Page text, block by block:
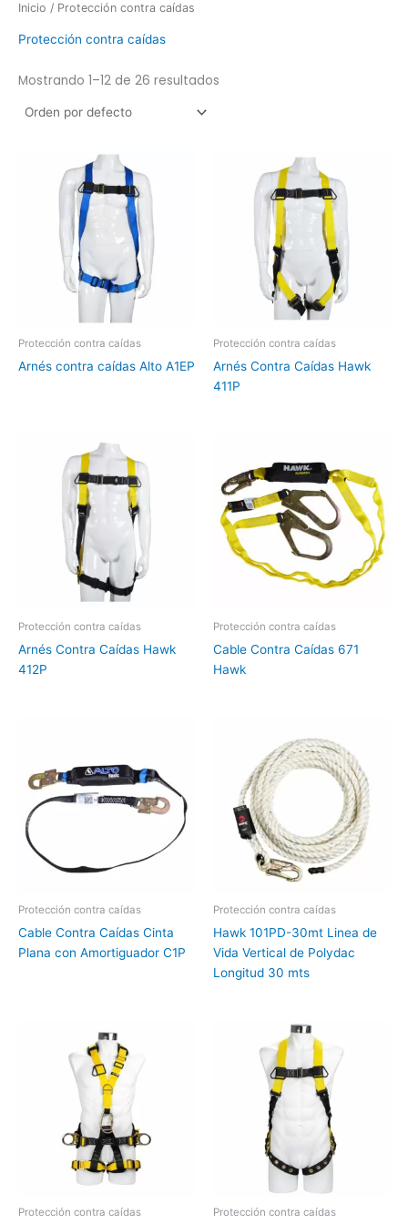
Inicio / Protección contra caídas
Protección contra caídas
Mostrando 1–12 de 26 resultados
Protección contra caídas
Arnés contra caídas Alto A1EP
Protección contra caídas
Arnés Contra Caídas Hawk
411P
Protección contra caídas
Arnés Contra Caídas Hawk
412P
Protección contra caídas
Cable Contra Caídas 671
Hawk
Protección contra caídas
Cable Contra Caídas Cinta
Plana con Amortiguador C1P
Protección contra caídas
Hawk 101PD-30mt Linea de
Vida Vertical de Polydac
Longitud 30 mts
Protección contra caídas Protección contra caídas